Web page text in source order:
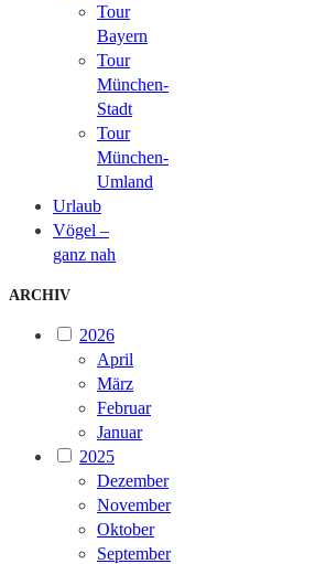
Tour
Bayern
Tour
München-
Stadt
Tour
München-
Umland
Urlaub
Vögel –
ganz nah
ARCHIV
2026
April
März
Februar
Januar
2025
Dezember
November
Oktober
September